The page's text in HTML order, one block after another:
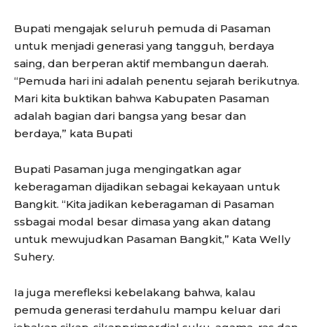
Bupati mengajak seluruh pemuda di Pasaman
untuk menjadi generasi yang tangguh, berdaya
saing, dan berperan aktif membangun daerah.
“Pemuda hari ini adalah penentu sejarah berikutnya.
Mari kita buktikan bahwa Kabupaten Pasaman
adalah bagian dari bangsa yang besar dan
berdaya,” kata Bupati
Bupati Pasaman juga mengingatkan agar
keberagaman dijadikan sebagai kekayaan untuk
Bangkit. “Kita jadikan keberagaman di Pasaman
ssbagai modal besar dimasa yang akan datang
untuk mewujudkan Pasaman Bangkit,” Kata Welly
Suhery.
Ia juga merefleksi kebelakang bahwa, kalau
pemuda generasi terdahulu mampu keluar dari